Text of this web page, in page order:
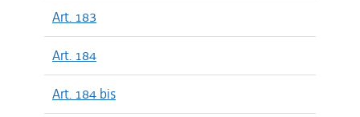
Art. 183
Art. 184
Art. 184 bis